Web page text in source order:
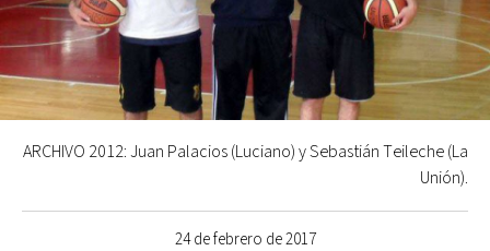
24 de febrero de 2017
ARCHIVO 2012: Juan Palacios (Luciano) y Sebastián Teileche (La
Unión).